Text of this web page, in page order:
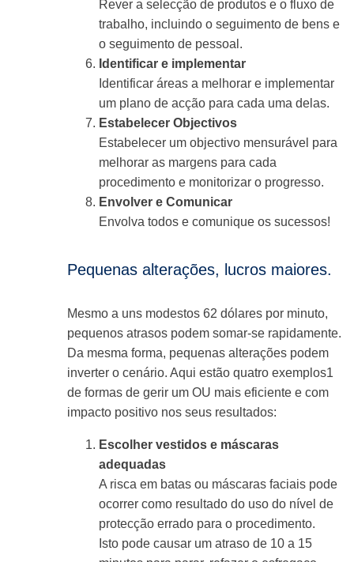
Rever a selecção de produtos e o fluxo de
trabalho, incluindo o seguimento de bens e
o seguimento de pessoal.
Identificar e implementar
Identificar áreas a melhorar e implementar
um plano de acção para cada uma delas.
Estabelecer Objectivos
Estabelecer um objectivo mensurável para
melhorar as margens para cada
procedimento e monitorizar o progresso.
Envolver e Comunicar
Envolva todos e comunique os sucessos!
Pequenas alterações, lucros maiores.
Mesmo a uns modestos 62 dólares por minuto,
pequenos atrasos podem somar-se rapidamente.
Da mesma forma, pequenas alterações podem
inverter o cenário. Aqui estão quatro exemplos1
de formas de gerir um OU mais eficiente e com
impacto positivo nos seus resultados:
Escolher vestidos e máscaras
adequadas
A risca em batas ou máscaras faciais pode
ocorrer como resultado do uso do nível de
protecção errado para o procedimento.
Isto pode causar um atraso de 10 a 15